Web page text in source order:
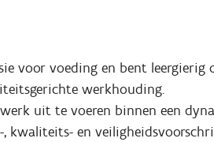
voor voeding en bent
werkhouding.
uit te voeren binnen een
, kwaliteits- en